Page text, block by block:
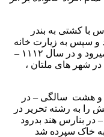
عباس با کشتی به بندر
و سپس به زیارت خانه
خدا مشرف میگردد .از آنجا به لارد جهرم میرود و در سال ۱۱۱۲ –
در شهر های ملتان ،
سن چهل و هشت سالگی – در
به رشته تحریر در
در ۱۱۴۵ – ۱۱۸۰ هجری – در بنارس هند بدرود
خاک سپرده شد